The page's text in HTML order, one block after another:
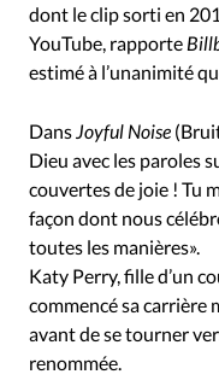
dont le clip sorti en
YouTube, rapporte
estimé à l’unanimité
DansJoyful Noise
Dieu avec les paroles
couvertes de joie ! Tu
façon dont nous
toutes les manières».
Katy Perry, fille d’un
commencé sa carrière
avant de se tourner
renommée.